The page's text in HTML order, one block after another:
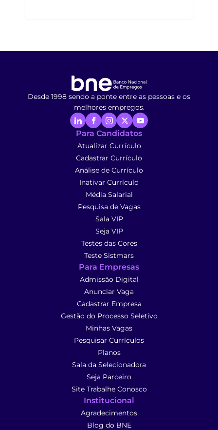
Desde 1998 sendo a ponte entre as pessoas e os
melhores empregos.
Para Candidatos
Atualizar Currículo
Cadastrar Currículo
Análise de Currículo
Inativar Currículo
Média Salarial
Pesquisa de Vagas
Sala VIP
Seja VIP
Testes das Cores
Teste Sistmars
Para Empresas
Admissão Digital
Anunciar Vaga
Cadastrar Empresa
Gestão do Processo Seletivo
Minhas Vagas
Pesquisar Currículos
Planos
Sala da Selecionadora
Seja Parceiro
Site Trabalhe Conosco
Institucional
Agradecimentos
Blog do BNE